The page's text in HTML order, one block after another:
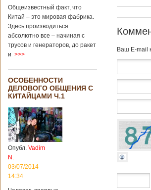
обнаружить
крупнейший рудник
по добыче бирюзы
на территории
Уйгурского
автономного
Китая. Об этом
сообщает
агентство Синьхуа,
ссылаясь на
Синьцзянский
институт
археологии и
культурных
реликвий. Площадь
участка, на
котором добывали
бирюзу, составляет
Общеизвестный факт, что
Китай – это мировая фабрика.
Здесь производиться
абсолютно все – начиная с
трусов и генераторов, до ракет
и >>>
ОСОБЕННОСТИ
ДЕЛОВОГО ОБЩЕНИЯ С
КИТАЙЦАМИ Ч.1
Опубл. Vadim
N.
03/07/2014 -
14:34
Baш E-mail